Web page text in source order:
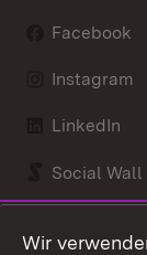
Facebook
Instagram
LinkedIn
Social Wall
Wir